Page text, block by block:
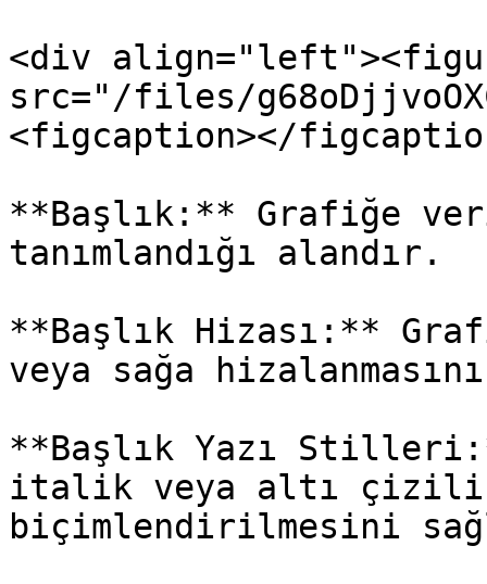
<div
src="/files/
<figcaption></
**Başlık:** Grafiğe
tanımlandığı alandır.
**Başlık Hizası:**
veya sağa
**Başlık Yazı
italik veya altı
biçimlendirilmesini